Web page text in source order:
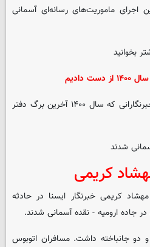
ماموریت‌های رسانه‌ای آسمانی
بخوانید
دادیم
در این گزارش مروری داریم بر خبرنگارانی که سال ۱۴۰۰ آخرین برگ دفتر
کریمی
مهشاد کریمی خبرنگار ایسنا در حادثه
جاده ارومیه - نقده آسمانی شدند.
حادثه ٢١ مصدوم و دو جانباخته داشت. مسافران اتوبوس